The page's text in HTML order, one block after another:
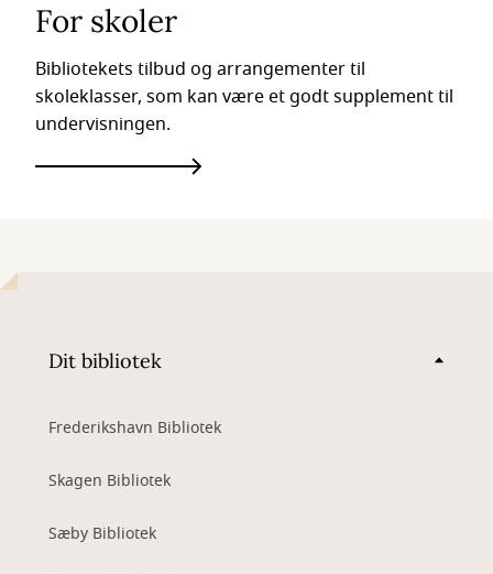
For skoler
Bibliotekets tilbud og arrangementer til
skoleklasser, som kan være et godt supplement til
undervisningen.
Dit bibliotek
Frederikshavn Bibliotek
Skagen Bibliotek
Sæby Bibliotek